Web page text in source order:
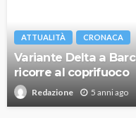
ATTUALITÀ CRONACA
Variante Delta a
ricorre al coprifuoco
Redazione 5 anni ago